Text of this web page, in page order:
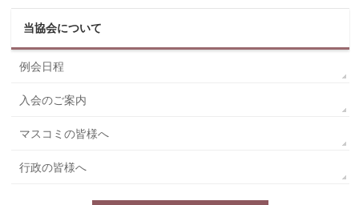
当協会について
例会日程
入会のご案内
マスコミの皆様へ
行政の皆様へ